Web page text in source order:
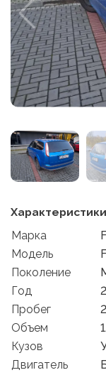
Характеристики
Марка
Модель
Поколение
Год
Пробег
Объем
Кузов
Двигатель